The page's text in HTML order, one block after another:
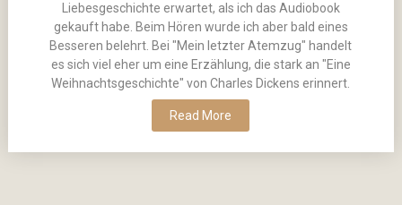
Liebesgeschichte erwartet, als ich das Audiobook
gekauft habe. Beim Hören wurde ich aber bald eines
Besseren belehrt. Bei "Mein letzter Atemzug" handelt
es sich viel eher um eine Erzählung, die stark an "Eine
Weihnachtsgeschichte" von Charles Dickens erinnert.
Read More